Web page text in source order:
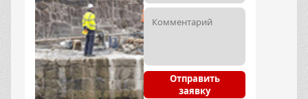
Отправить
заявку